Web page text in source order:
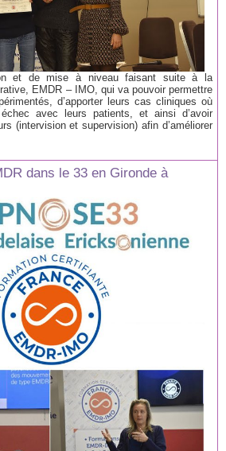
et de mise à niveau faisant suite à la
EMDR – IMO, qui va pouvoir permettre
d’apporter leurs cas cliniques où
avec leurs patients, et ainsi d’avoir
(intervision et supervision) afin d’améliorer
dans le 33 en Gironde à